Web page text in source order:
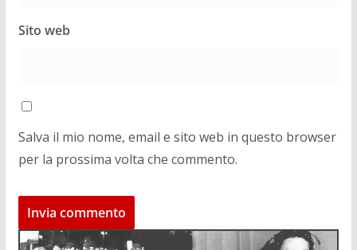
Sito web
Salva il mio nome, email e sito web in questo browser
per la prossima volta che commento.